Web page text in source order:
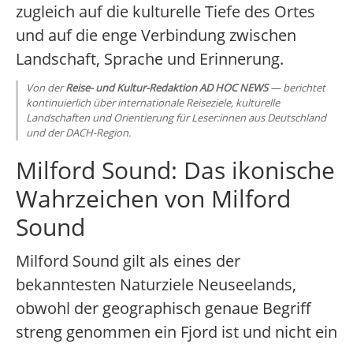
zugleich auf die kulturelle Tiefe des Ortes
und auf die enge Verbindung zwischen
Landschaft, Sprache und Erinnerung.
Von derReise- und Kultur-Redaktion AD HOC NEWS— berichtet
kontinuierlich über internationale Reiseziele, kulturelle
Landschaften und Orientierung für Leser:innen aus Deutschland
und der DACH-Region.
Milford Sound: Das ikonische
Wahrzeichen von Milford
Sound
Milford Sound gilt als eines der
bekanntesten Naturziele Neuseelands,
obwohl der geographisch genaue Begriff
streng genommen ein Fjord ist und nicht ein